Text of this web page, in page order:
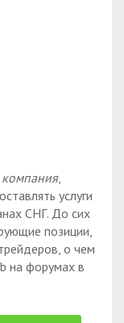
,
услуги
СНГ. До сих
позиции,
о чем
на форумах в